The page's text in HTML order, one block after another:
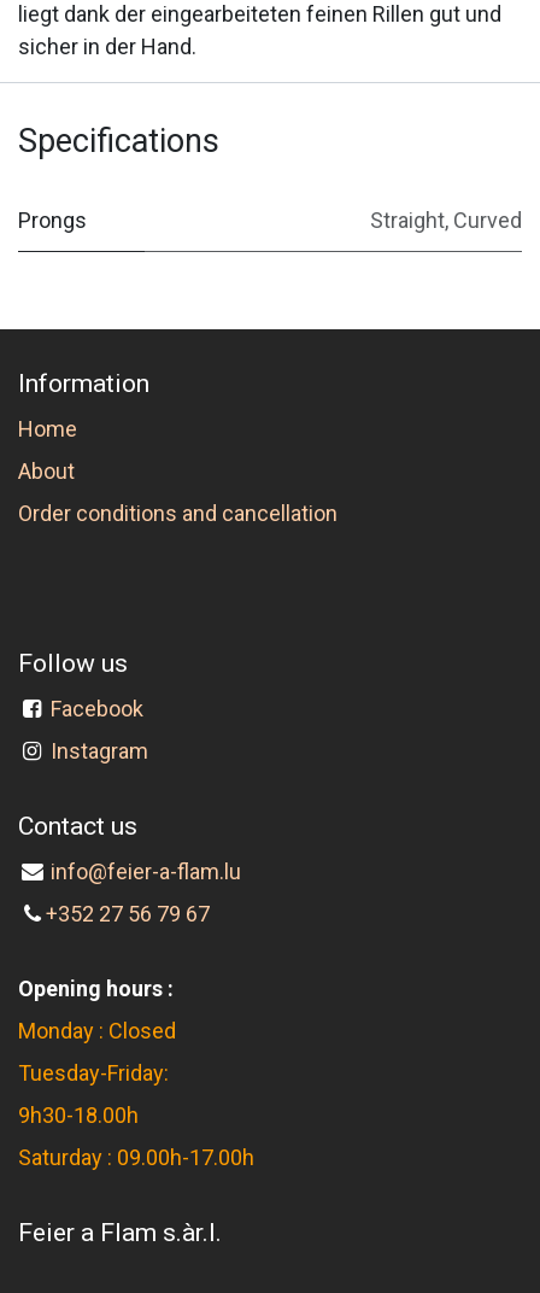
liegt dank der eingearbeiteten feinen Rillen gut und
sicher in der Hand.
Specifications
Prongs Straight, Curved
Information
Home
About
Order conditions and cancellation
Follow us
Facebook
Instagram
Contact us
info@feier-a-flam.lu
+352 27 56 79 67
Opening hours :
Monday : Closed
Tuesday-Friday:
9h30-18.00h
Saturday : 09.00h-17.00h
Feier a Flam s.àr.l.